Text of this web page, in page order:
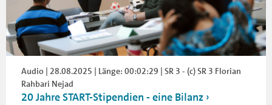
Audio | 28.08.2025 | Länge: 00:02:29 | SR 3 - (c) SR 3 Florian
Rahbari Nejad
20 Jahre START-Stipendien - eine Bilanz